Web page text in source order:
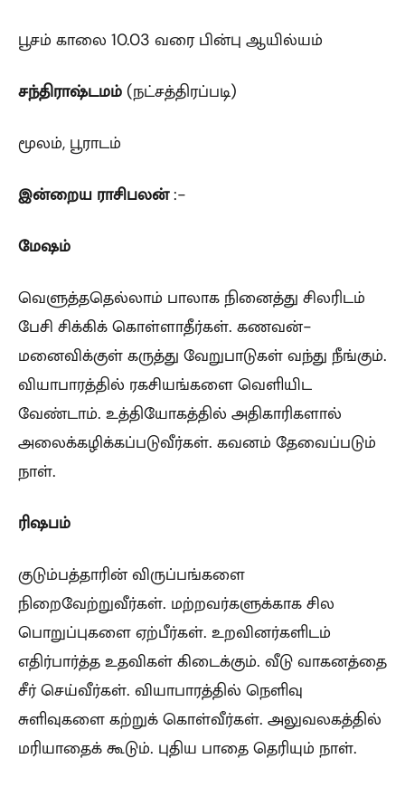
பூசம் காலை 10.03 வரை பின்பு ஆயில்யம்
சந்திராஷ்டமம் (நட்சத்திரப்படி)
மூலம், பூராடம்
இன்றைய ராசிபலன்:-
மேஷம்
வெளுத்ததெல்லாம் பாலாக நினைத்து சிலரிடம்
பேசி சிக்கிக் கொள்ளாதீர்கள். கணவன்-
மனைவிக்குள் கருத்து வேறுபாடுகள் வந்து நீங்கும்.
வியாபாரத்தில் ரகசியங்களை வெளியிட
வேண்டாம். உத்தியோகத்தில் அதிகாரிகளால்
அலைக்கழிக்கப்படுவீர்கள். கவனம் தேவைப்படும்
நாள்.
ரிஷபம்
குடும்பத்தாரின் விருப்பங்களை
நிறைவேற்றுவீர்கள். மற்றவர்களுக்காக சில
பொறுப்புகளை ஏற்பீர்கள். உறவினர்களிடம்
எதிர்பார்த்த உதவிகள் கிடைக்கும். வீடு வாகனத்தை
சீர் செய்வீர்கள். வியாபாரத்தில் நெளிவு
சுளிவுகளை கற்றுக் கொள்வீர்கள். அலுவலகத்தில்
மரியாதைக் கூடும். புதிய பாதை தெரியும் நாள்.